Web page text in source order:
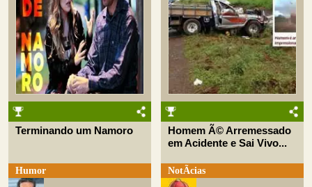
Terminando um Namoro
Humor
Homem Ã© Arremessado
em Acidente e Sai Vivo...
NotÃ­cias